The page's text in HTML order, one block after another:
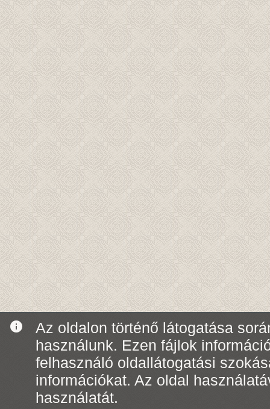
info
Az oldalon történő látogatása
használunk. Ezen fájlok
felhasználó oldallátogatási
információkat. Az oldal
használatát.